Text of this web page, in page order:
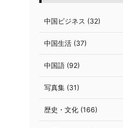
中国ビジネス (32)
中国生活 (37)
中国語 (92)
写真集 (31)
歴史・文化 (166)